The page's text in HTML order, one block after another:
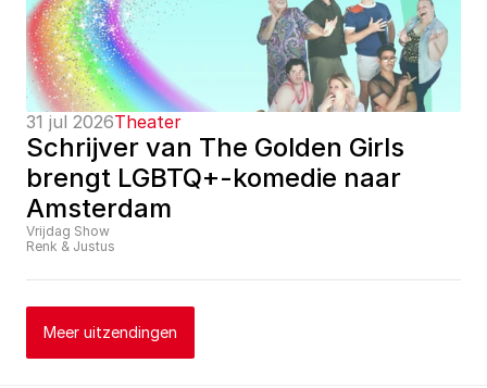
31 jul 2026Theater
Schrijver van The Golden Girls
brengt LGBTQ+-komedie naar
Amsterdam
Vrijdag Show
Renk & Justus
Meer uitzendingen